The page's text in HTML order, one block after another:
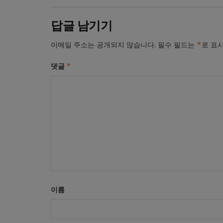
답글 남기기
이메일 주소는 공개되지 않습니다. 필수 필드는 *로 표
댓글 *
이름